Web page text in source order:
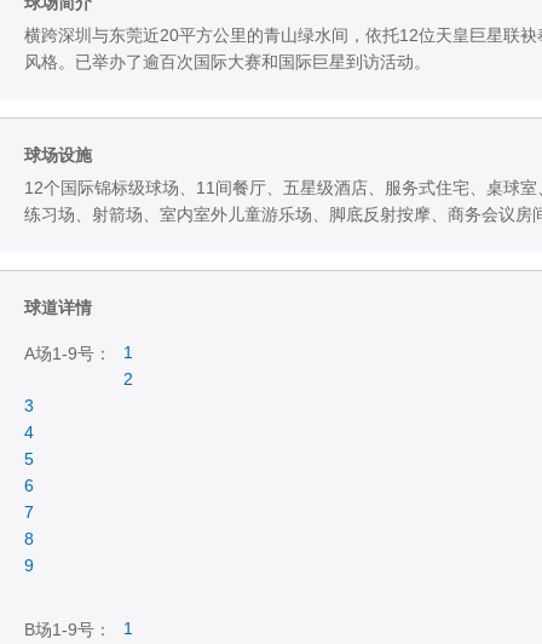
横跨深圳与东莞近20平方公里的青山绿水间，依托12位天皇巨星联
风格。已举办了逾百次国际大赛和国际巨星到访活动。
球场设施
12个国际锦标级球场、11间餐厅、五星级酒店、服务式住宅、桌球
练习场、射箭场、室内室外儿童游乐场、脚底反射按摩、商务会议房
球道详情
A场1-9号：
1
2
3
4
5
6
7
8
9
B场1-9号：
1